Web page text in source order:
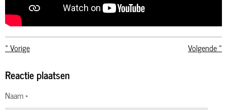
«Vorige Volgende»
Reactie plaatsen
Naam *